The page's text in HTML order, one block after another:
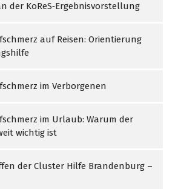
der KoReS‑Ergebnisvorstellung
auf Reisen: Orientierung
im Verborgenen
im Urlaub: Warum der
wichtig ist
der Cluster Hilfe Brandenburg –